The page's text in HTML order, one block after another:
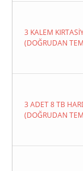
3 KALEM
(DOĞRUDAN
3 ADET 8 TB
(DOĞRUDAN